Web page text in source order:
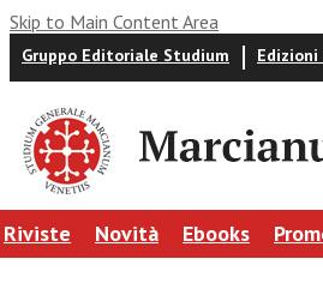
Skip to Main Content Area
Gruppo Editoriale Studium
Riviste Novità Ebooks